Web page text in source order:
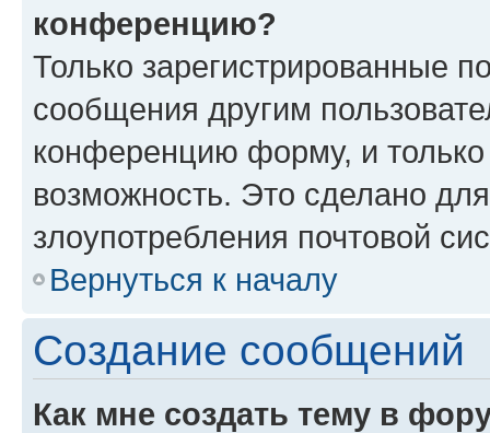
конференцию?
Только зарегистрированные
сообщения другим
конференцию форму, и
возможность. Это сделано
злоупотребления почтовой
Вернуться к началу
Создание сообщений
Как мне создать тему в